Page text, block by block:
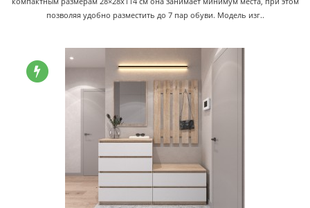
позволяя удобно разместить до 7 пар обуви. Модель изг..